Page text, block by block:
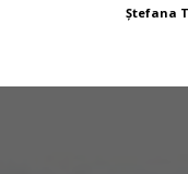
Ștefana